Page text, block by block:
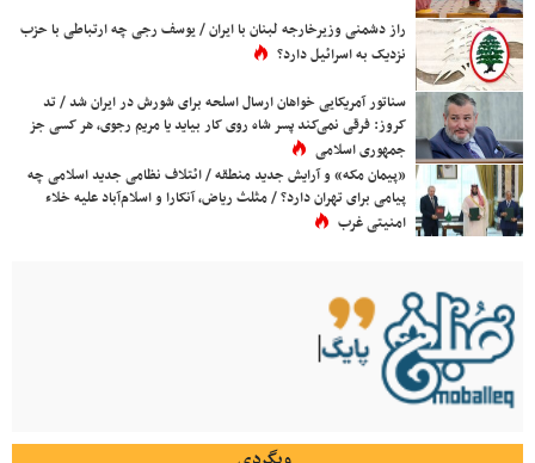
راز دشمنی وزیرخارجه لبنان با ایران / یوسف رجی چه ارتباطی با حزب
نزدیک به اسرائیل دارد؟
سناتور آمریکایی خواهان ارسال اسلحه برای شورش در ایران شد / تد
کروز: فرقی نمی‌کند پسر شاه روی کار بیاید یا مریم رجوی، هر کسی جز
جمهوری اسلامی
«پیمان مکه» و آرایش جدید منطقه / ائتلاف نظامی جدید اسلامی چه
پیامی برای تهران دارد؟ / مثلث ریاض، آنکارا و اسلام‌آباد علیه خلاء
امنیتی غرب